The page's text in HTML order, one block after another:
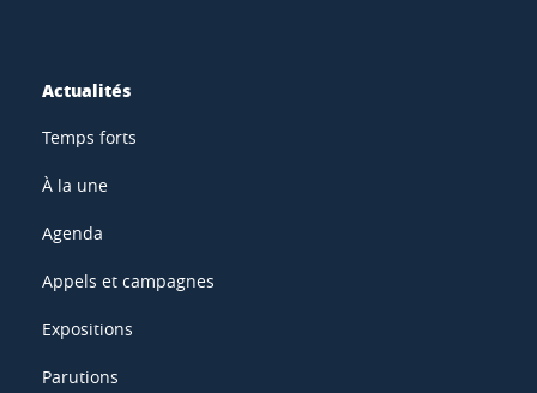
Actualités
Temps forts
À la une
Agenda
Appels et campagnes
Expositions
Parutions